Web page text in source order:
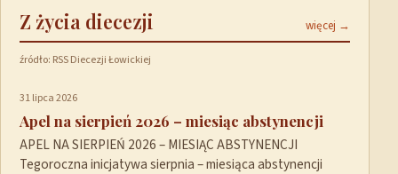
Z życia diecezji więcej →
źródło: RSS Diecezji Łowickiej
31 lipca 2026
Apel na sierpień 2026 – miesiąc abstynencji
APEL NA SIERPIEŃ 2026 – MIESIĄC ABSTYNENCJI
Tegoroczna inicjatywa sierpnia – miesiąca abstynencji